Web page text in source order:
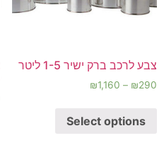
צבע לרכב ברק ישיר 1-5 ליטר
₪290
–
₪1,160
Select options